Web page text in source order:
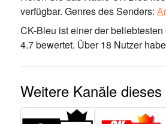
verfügbar. Genres des Senders:
CK-Bleu ist einer der
4.7 bewertet. Über 18 Nutzer
Weitere Kanäle